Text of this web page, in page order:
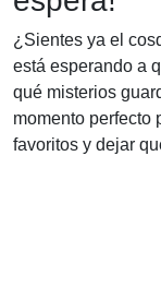
¿Sientes ya el
está esperando a
qué misterios
momento perfecto
favoritos y dejar